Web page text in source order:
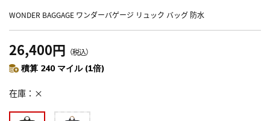
WONDER BAGGAGE ワンダーバゲージ リュック バッグ 防水
26,400円 （税込）
積算 240 マイル (1倍)
在庫 ×